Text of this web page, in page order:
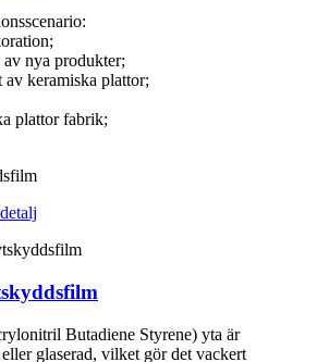
av nya produkter;
av keramiska plattor;
plattor fabrik;
detalj
Butadiene Styrene) yta är
glaserad, vilket gör det vackert